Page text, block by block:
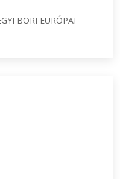
BORI EURÓPAI